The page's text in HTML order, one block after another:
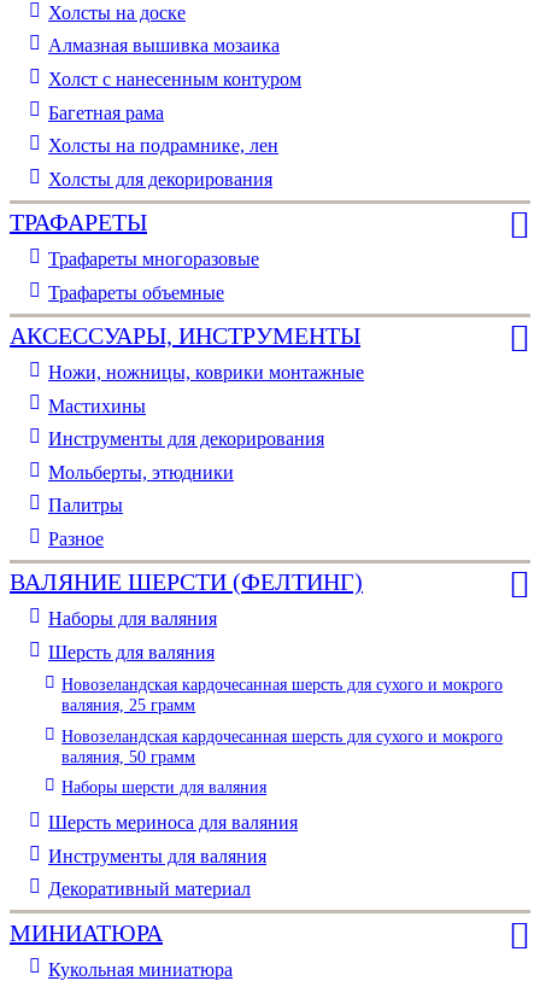
Холсты на доске
Алмазная вышивка мозаика
Холст с нанесенным контуром
Багетная рама
Холсты на подрамнике, лен
Холсты для декорирования
ТРАФАРЕТЫ
Трафареты многоразовые
Трафареты объемные
АКСЕССУАРЫ, ИНСТРУМЕНТЫ
Ножи, ножницы, коврики монтажные
Мастихины
Инструменты для декорирования
Мольберты, этюдники
Палитры
Разное
ВАЛЯНИЕ ШЕРСТИ (ФЕЛТИНГ)
Наборы для валяния
Шерсть для валяния
Новозеландская кардочесанная шерсть для сухого и мокрого
валяния, 25 грамм
Новозеландская кардочесанная шерсть для сухого и мокрого
валяния, 50 грамм
Наборы шерсти для валяния
Шерсть мериноса для валяния
Инструменты для валяния
Декоративный материал
МИНИАТЮРА
Кукольная миниатюра